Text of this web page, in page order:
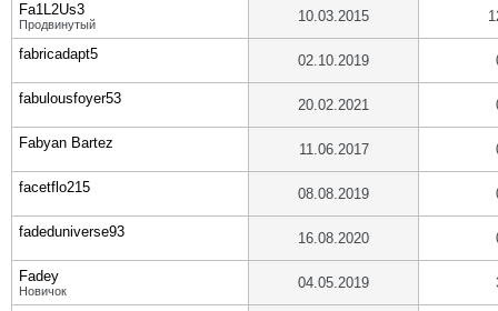
Fa1L2Us3
Продвинутый 10.03.2015
fabricadapt5 02.10.2019
fabulousfoyer53 20.02.2021
Fabyan Bartez 11.06.2017
facetflo215 08.08.2019
fadeduniverse93 16.08.2020
Fadey
Новичок 04.05.2019